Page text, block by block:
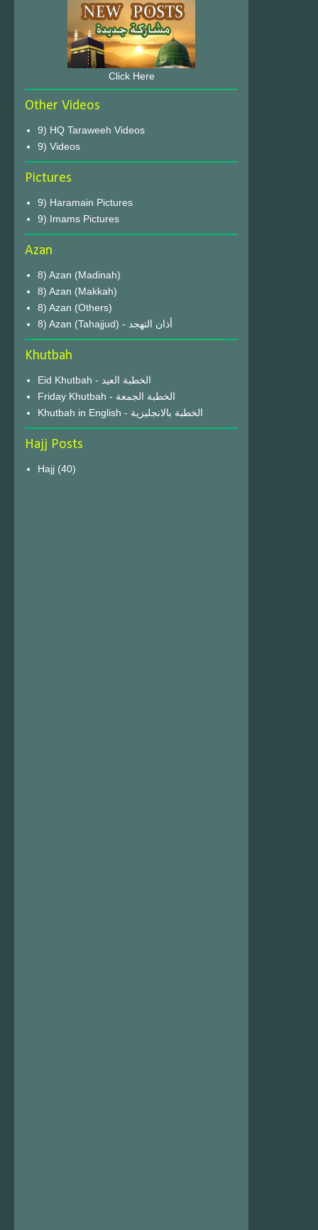
Click Here
Other Videos
9) HQ Taraweeh Videos
9) Videos
Pictures
9) Haramain Pictures
9) Imams Pictures
Azan
8) Azan (Madinah)
8) Azan (Makkah)
8) Azan (Others)
8) Azan (Tahajjud) - أذان التهجد
Khutbah
Eid Khutbah - الخطبة العيد
Friday Khutbah - الخطبة الجمعة
Khutbah in English - الخطبة بالانجليزية
Hajj Posts
Hajj (40)